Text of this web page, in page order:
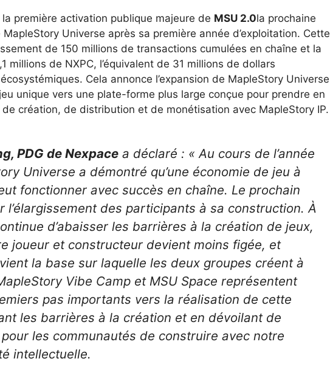
première activation publique majeure de MSU 2.0la prochaine
Universe après sa première année d’exploitation. Cette
de 150 millions de transactions cumulées en chaîne et la
millions de NXPC, l’équivalent de 31 millions de dollars
Cela annonce l’expansion de MapleStory Universe
unique vers une plate-forme plus large conçue pour prendre en
création, de distribution et de monétisation avec MapleStory IP.
PDG de Nexpace a déclaré : « Au cours de l’année
Universe a démontré qu’une économie de jeu à
fonctionner avec succès en chaîne. Le prochain
l’élargissement des participants à sa construction. À
d’abaisser les barrières à la création de jeux,
joueur et constructeur devient moins figée, et
la base sur laquelle les deux groupes créent à
Vibe Camp et MSU Space représentent
pas importants vers la réalisation de cette
les barrières à la création et en dévoilant de
les communautés de construire avec notre
intellectuelle.